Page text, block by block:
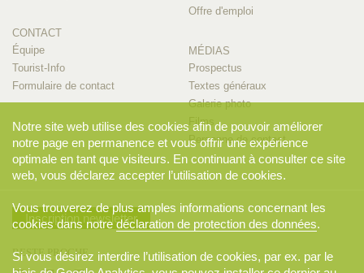
CONTACT
Équipe
Tourist-Info
Formulaire de contact
Offre d'emploi
MÉDIAS
Prospectus
Textes généraux
Galerie photo
Films
Personne de contact
Inscription newsletter
RESTE PROCHE
Notre site web utilise des cookies afin de pouvoir améliorer
notre page en permanence et vous offrir une expérience
optimale en tant que visiteurs. En continuant à consulter ce site
web, vous déclarez accepter l’utilisation de cookies.
Vous trouverez de plus amples informations concernant les
cookies dans notredéclaration de protection des données.
Si vous désirez interdire l’utilisation de cookies, par ex. par le